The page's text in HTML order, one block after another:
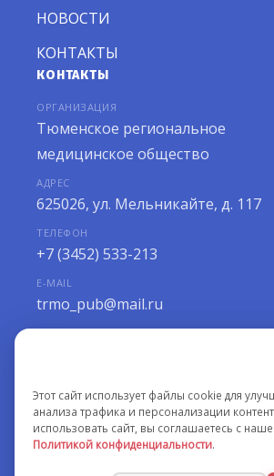
НОВОСТИ
КОНТАКТЫ
КОНТАКТЫ
ОРГАНИЗАЦИЯ
Тюменское региональное
медицинское общество
АДРЕС
625026, ул. Мельникайте, д. 117
ТЕЛЕФОН
+7 (3452) 533-213
E-MAIL
trmo_pub@mail.ru
РЕЖИМ РАБОТЫ
©Национальный вестник
|
Этот сайт использует файлы cookie для
анализа трафика и персонализации
использовать сайт, вы соглашаетесь с
Политикой конфиденциальности.